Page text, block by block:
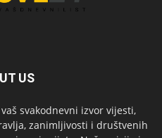
US
svakodnevni izvor vijesti,
zanimljivosti i društvenih